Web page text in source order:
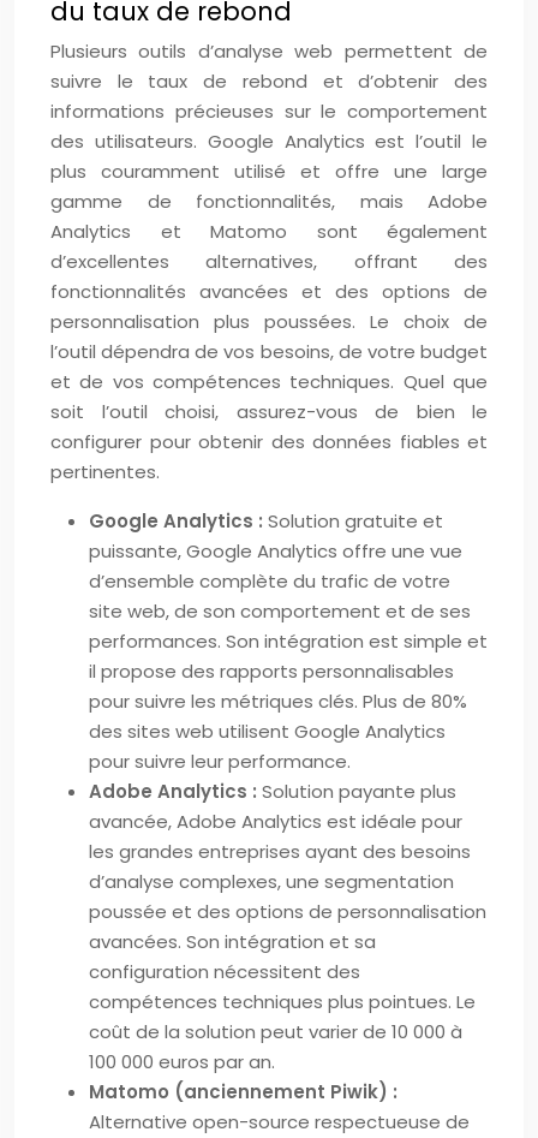
du taux de rebond
Plusieurs outils d’analyse web permettent de
suivre le taux de rebond et d’obtenir des
informations précieuses sur le comportement
des utilisateurs. Google Analytics est l’outil le
plus couramment utilisé et offre une large
gamme de fonctionnalités, mais Adobe
Analytics et Matomo sont également
d’excellentes alternatives, offrant des
fonctionnalités avancées et des options de
personnalisation plus poussées. Le choix de
l’outil dépendra de vos besoins, de votre budget
et de vos compétences techniques. Quel que
soit l’outil choisi, assurez-vous de bien le
configurer pour obtenir des données fiables et
pertinentes.
Google Analytics : Solution gratuite et
puissante, Google Analytics offre une vue
d’ensemble complète du trafic de votre
site web, de son comportement et de ses
performances. Son intégration est simple et
il propose des rapports personnalisables
pour suivre les métriques clés. Plus de 80%
des sites web utilisent Google Analytics
pour suivre leur performance.
Adobe Analytics : Solution payante plus
avancée, Adobe Analytics est idéale pour
les grandes entreprises ayant des besoins
d’analyse complexes, une segmentation
poussée et des options de personnalisation
avancées. Son intégration et sa
configuration nécessitent des
compétences techniques plus pointues. Le
coût de la solution peut varier de 10 000 à
100 000 euros par an.
Matomo (anciennement Piwik) :
Alternative open-source respectueuse de